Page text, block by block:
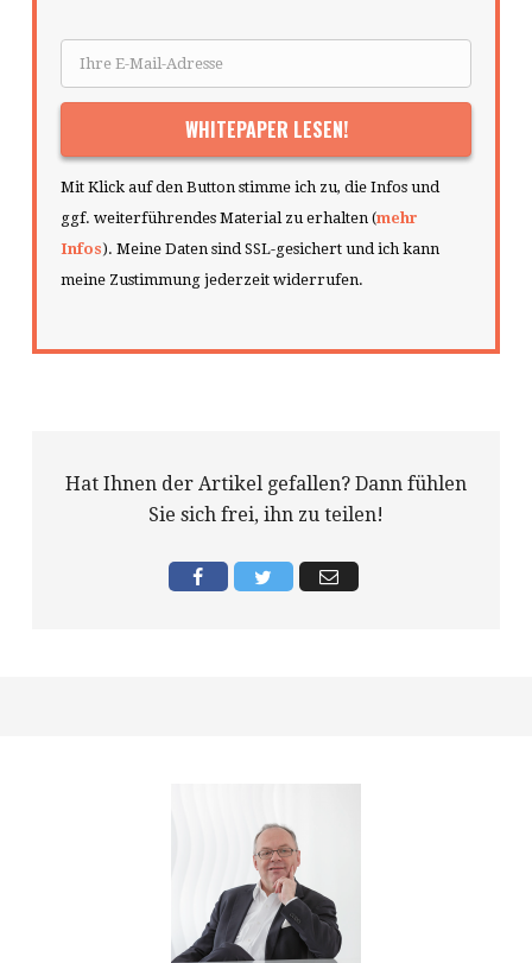
Mit Klick auf den Button stimme ich zu, die Infos und
ggf. weiterführendes Material zu erhalten (mehr
Infos). Meine Daten sind SSL-gesichert und ich kann
meine Zustimmung jederzeit widerrufen.
Hat Ihnen der Artikel gefallen? Dann fühlen
Sie sich frei, ihn zu teilen!